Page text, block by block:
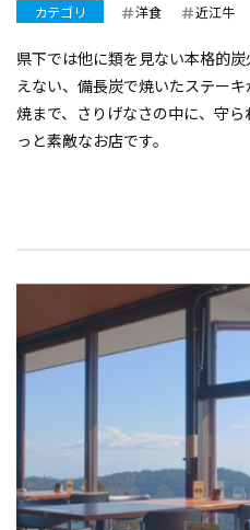
カテゴリ
洋食 近江牛
県下では他に類を見ない本格的
えない、備長炭で焼いたステー
焼まで、さりげなさの中に、守
っと素敵なお店です。